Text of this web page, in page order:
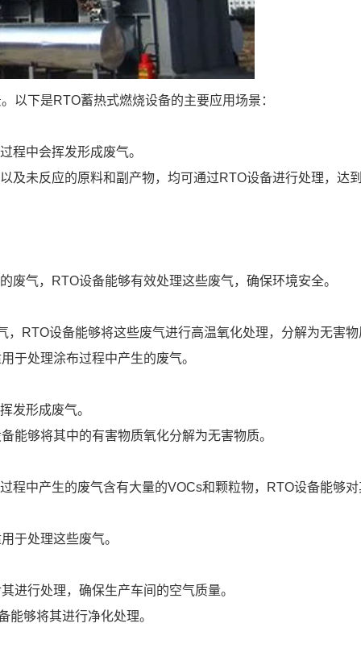
以下是RTO蓄热式燃烧设备的主要应用场景：
程中会挥发形成废气。
及未反应的原料和副产物，均可通过RTO设备进行处理，达
气，RTO设备能够有效处理这些废气，确保环境安全。
RTO设备能够将这些废气进行高温氧化处理，分解为无害
于处理涂布过程中产生的废气。
发形成废气。
能够将其中的有害物质氧化分解为无害物质。
程中产生的废气含有大量的VOCs和颗粒物，RTO设备能够
于处理这些废气。
进行处理，确保生产车间的空气质量。
够将其进行净化处理。